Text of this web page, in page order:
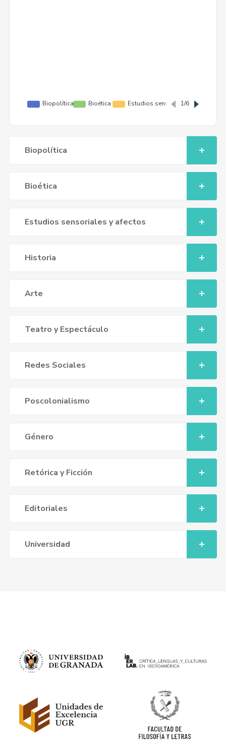
Biopolítica
Bioética
Estudios sensoriales y afectos
Historia
Arte
Teatro y Espectáculo
Redes Sociales
Poscolonialismo
Género
Retórica y Ficción
Editoriales
Universidad